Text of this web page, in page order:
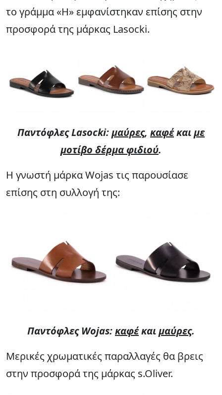
το γράμμα «H» εμφανίστηκαν επίσης στην
προσφορά της μάρκας Lasocki.
Παντόφλες Lasocki:μαύρες, καφέκαιμε
μοτίβο δέρμα φιδιού.
Η γνωστή μάρκα Wojas τις παρουσίασε
επίσης στη συλλογή της:
Παντόφλες Wojas:καφέκαιμαύρες.
Μερικές χρωματικές παραλλαγές θα βρεις
στην προσφορά της μάρκας s.Oliver.